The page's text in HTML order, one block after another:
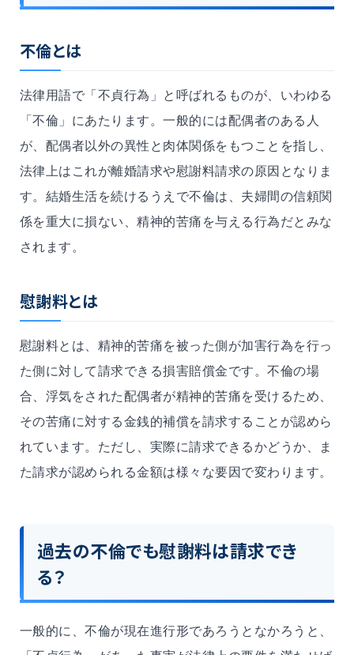
不倫とは
法律用語で「不貞行為」と呼ばれるものが、いわゆる
「不倫」にあたります。一般的には配偶者のある人
が、配偶者以外の異性と肉体関係をもつことを指し、
法律上はこれが離婚請求や慰謝料請求の原因となりま
す。結婚生活を続けるうえで不倫は、夫婦間の信頼関
係を重大に損ない、精神的苦痛を与える行為だとみな
されます。
慰謝料とは
慰謝料とは、精神的苦痛を被った側が加害行為を行っ
た側に対して請求できる損害賠償金です。不倫の場
合、浮気をされた配偶者が精神的苦痛を受けるため、
その苦痛に対する金銭的補償を請求することが認めら
れています。ただし、実際に請求できるかどうか、ま
た請求が認められる金額は様々な要因で変わります。
過去の不倫でも慰謝料は請求でき
る？
一般的に、不倫が現在進行形であろうとなかろうと、